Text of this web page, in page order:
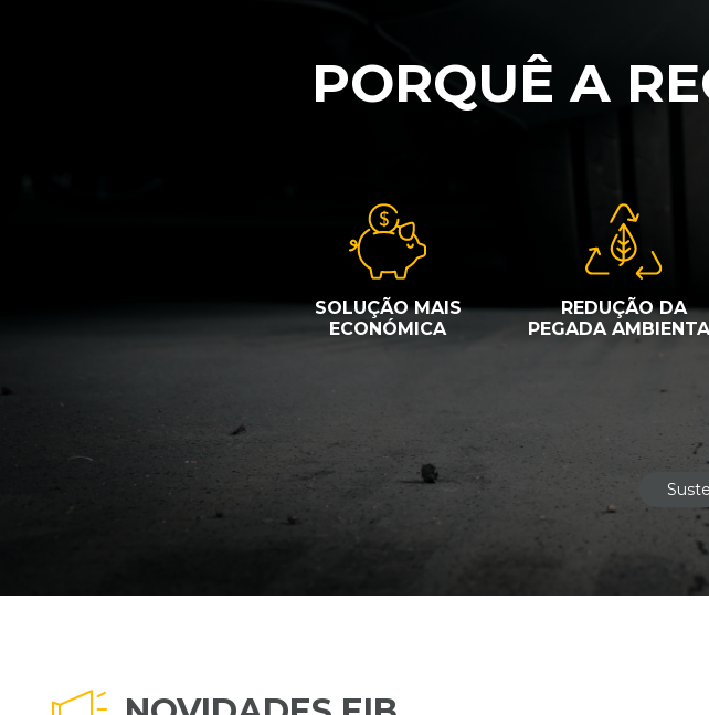
PORQUÊ A
SOLUÇÃO MAIS
ECONÓMICA
REDUÇÃO DA
PEGADA